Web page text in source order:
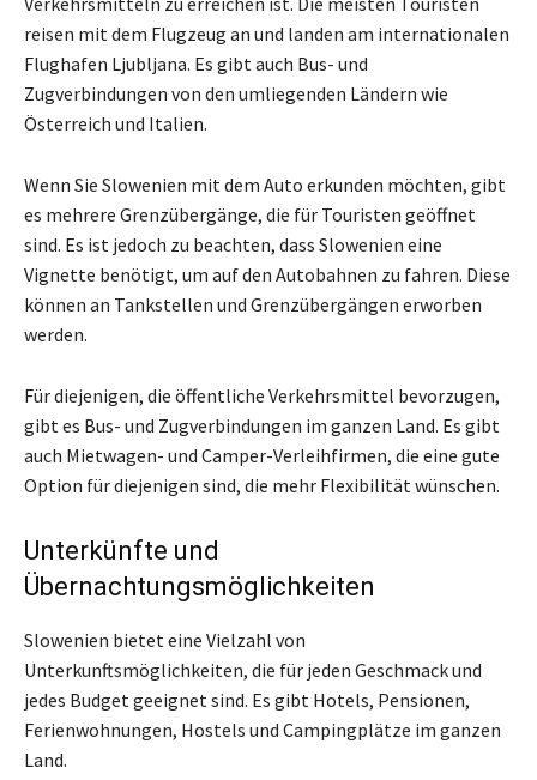
reisen mit dem Flugzeug an und landen am internationalen
Flughafen Ljubljana. Es gibt auch Bus- und
Zugverbindungen von den umliegenden Ländern wie
Österreich und Italien.
Wenn Sie Slowenien mit dem Auto erkunden möchten, gibt
es mehrere Grenzübergänge, die für Touristen geöffnet
sind. Es ist jedoch zu beachten, dass Slowenien eine
Vignette benötigt, um auf den Autobahnen zu fahren. Diese
können an Tankstellen und Grenzübergängen erworben
werden.
Für diejenigen, die öffentliche Verkehrsmittel bevorzugen,
gibt es Bus- und Zugverbindungen im ganzen Land. Es gibt
auch Mietwagen- und Camper-Verleihfirmen, die eine gute
Option für diejenigen sind, die mehr Flexibilität wünschen.
Unterkünfte und
Übernachtungsmöglichkeiten
Slowenien bietet eine Vielzahl von
Unterkunftsmöglichkeiten, die für jeden Geschmack und
jedes Budget geeignet sind. Es gibt Hotels, Pensionen,
Ferienwohnungen, Hostels und Campingplätze im ganzen
Land.